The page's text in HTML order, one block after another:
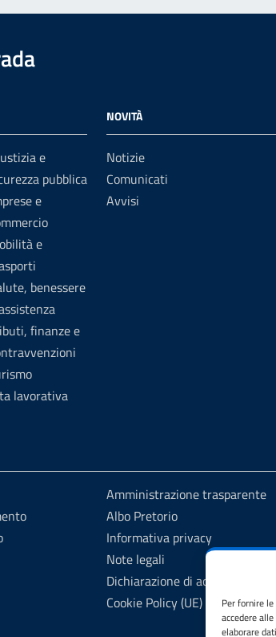
Per fornire
accedere
elaborare
e
pubblica
e
e
benessere
finanze e
lavorativa
NOVITÀ
Notizie
Comunicati
Avvisi
Amministrazione trasparente
Albo Pretorio
Informativa privacy
Note legali
Dichiarazione di accessibilità
Cookie Policy (UE)